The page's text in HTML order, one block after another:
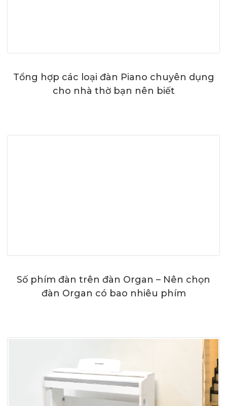
Tổng hợp các loại đàn Piano chuyên dụng
cho nhà thờ bạn nên biết
Số phím đàn trên đàn Organ – Nên chọn
đàn Organ có bao nhiêu phím